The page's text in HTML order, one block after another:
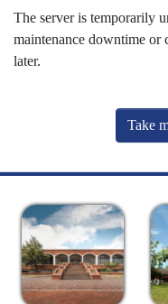
The server is temporarily
maintenance downtime or
later.
Take